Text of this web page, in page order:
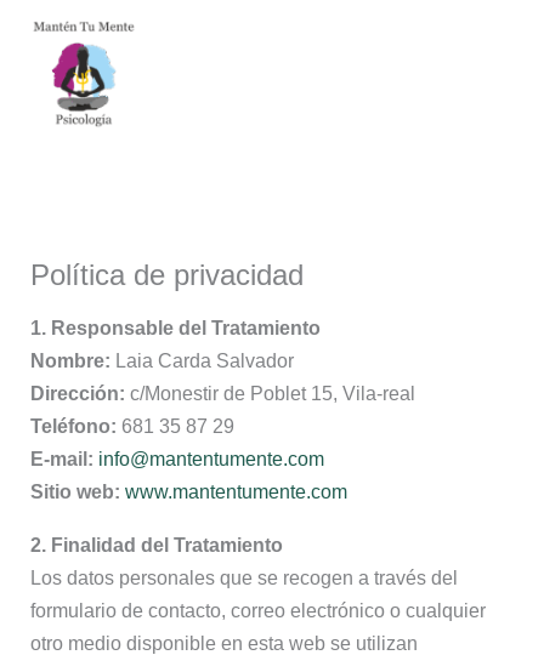
contenido
contenido
Política de privacidad
1. Responsable del Tratamiento
Nombre: Laia Carda Salvador
Dirección: c/Monestir de Poblet 15, Vila-real
Teléfono: 681 35 87 29
E-mail: info@mantentumente.com
Sitio web: www.mantentumente.com
2. Finalidad del Tratamiento
Los datos personales que se recogen a través del
formulario de contacto, correo electrónico o cualquier
otro medio disponible en esta web se utilizan